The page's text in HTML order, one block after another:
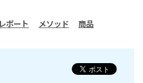
ポート メソッド 商品